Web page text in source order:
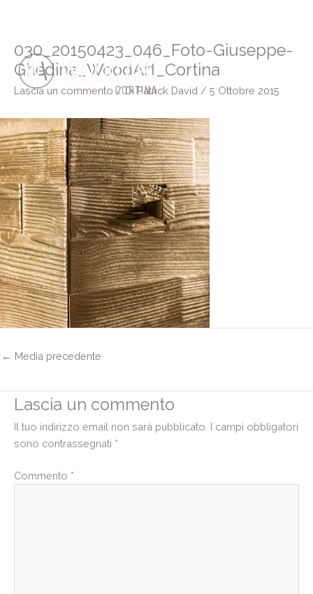
030_20150423_046_Foto-Giuseppe-
Ghedina_WoodArt_Cortina
Lascia un commento / DiPatrick David / 5 Ottobre 2015
← Media precedente
Lascia un commento
Il tuo indirizzo email non sarà pubblicato. I campi obbligatori
sono contrassegnati *
Commento *